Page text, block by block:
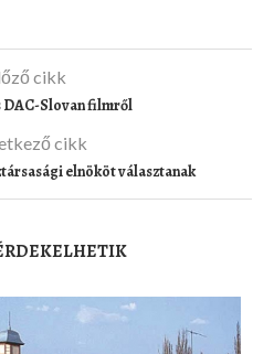
cikk
Slovan filmről
cikk
elnököt választanak